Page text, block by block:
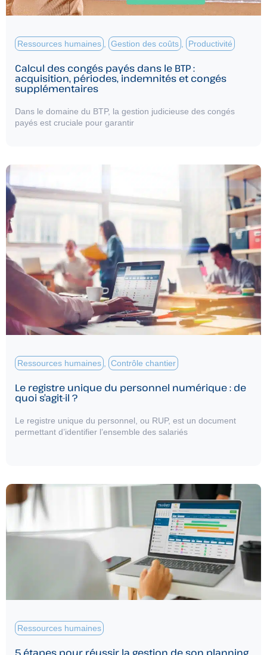
Ressources humaines Gestion des coûts Productivité
Calcul des congés payés dans le BTP :
acquisition, périodes, indemnités et congés
supplémentaires
Dans le domaine du BTP, la gestion judicieuse des congés
payés est cruciale pour garantir
Ressources humaines Contrôle chantier
Le registre unique du personnel numérique : de
quoi s’agit-il ?
Le registre unique du personnel, ou RUP, est un document
permettant d’identifier l’ensemble des salariés
Ressources humaines
5 étapes pour réussir la gestion de son planning